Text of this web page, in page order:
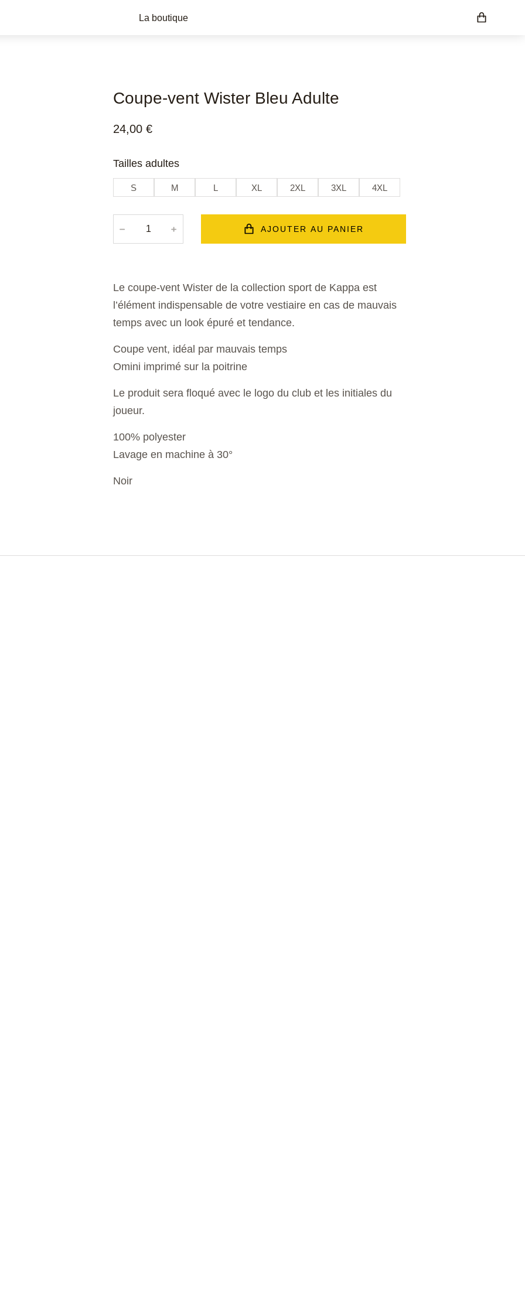
La boutique
Coupe-vent Wister Bleu Adulte
24,00€
Tailles adultes
S M L XL 2XL 3XL 4XL
﹣ ﹢ AJOUTER AU PANIER
Le coupe-vent Wister de la collection sport de Kappa est
l’élément indispensable de votre vestiaire en cas de mauvais
temps avec un look épuré et tendance.
Coupe vent, idéal par mauvais temps
Omini imprimé sur la poitrine
Le produit sera floqué avec le logo du club et les initiales du
joueur.
100% polyester
Lavage en machine à 30°
Noir